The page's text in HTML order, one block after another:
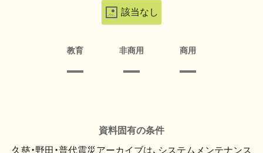
該当なし
教育 非商用 商用
資料固有の条件
久慈・野田・普代震災アーカイブは、システムメンテナンス